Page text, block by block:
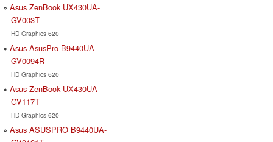
Asus ZenBook UX430UA-
GV003T
HD Graphics 620
Asus AsusPro B9440UA-
GV0094R
HD Graphics 620
Asus ZenBook UX430UA-
GV117T
HD Graphics 620
Asus ASUSPRO B9440UA-